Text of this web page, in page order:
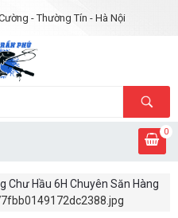
- Thường Tín - Hà Nội
0
Chư Hầu 6H Chuyên Săn Hàng